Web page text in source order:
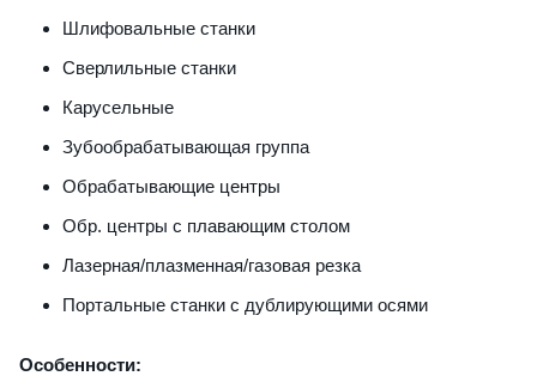
Шлифовальные станки
Сверлильные станки
Карусельные
Зубообрабатывающая группа
Обрабатывающие центры
Обр. центры с плавающим столом
Лазерная/плазменная/газовая резка
Портальные станки с дублирующими осями
Особенности: